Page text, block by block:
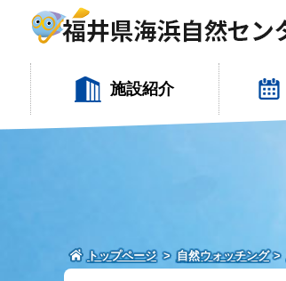
施設紹介
トップページ 自然ウォッチング